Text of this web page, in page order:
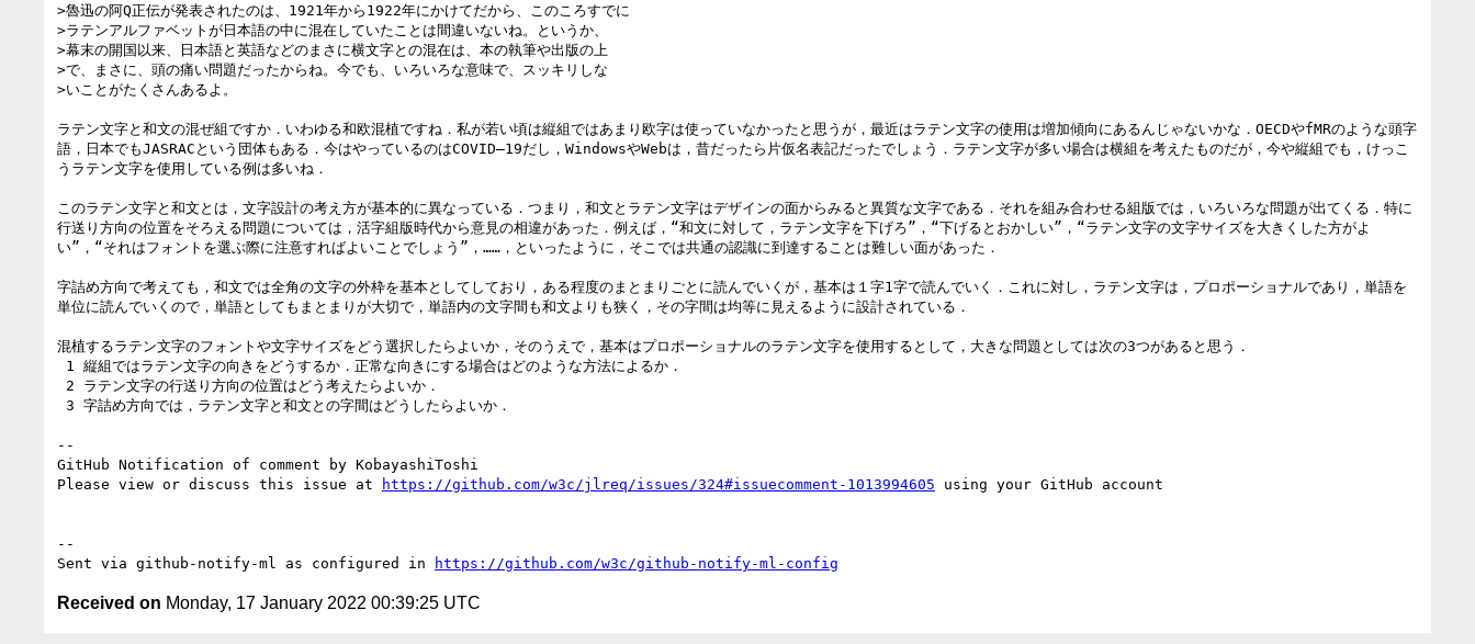
>魯迅の阿Q正伝が発表されたのは、1921年から1922年にかけてだから、このころすでに
>ラテンアルファベットが日本語の中に混在していたことは間違いないね。というか、
>幕末の開国以来、日本語と英語などのまさに横文字との混在は、本の執筆や出版の上
>で、まさに、頭の痛い問題だったからね。今でも、いろいろな意味で、スッキリしな
>いことがたくさんあるよ。
ラテン文字と和文の混ぜ組ですか．いわゆる和欧混植ですね．私が若い頃は縦組ではあまり欧字は使っていなかったと思うが，最近はラテン文字の使用は増加傾向にあるんじゃないかな．OECDやfMRのような頭字
語，日本でもJASRACという団体もある．今はやっているのはCOVID–19だし，WindowsやWebは，昔だったら片仮名表記だったでしょう．ラテン文字が多い場合は横組を考えたものだが，今や縦組でも，けっこ
うラテン文字を使用している例は多いね．
このラテン文字と和文とは，文字設計の考え方が基本的に異なっている．つまり，和文とラテン文字はデザインの面からみると異質な文字である．それを組み合わせる組版では，いろいろな問題が出てくる．特に
行送り方向の位置をそろえる問題については，活字組版時代から意見の相違があった．例えば，“和文に対して，ラテン文字を下げろ”，“下げるとおかしい”，“ラテン文字の文字サイズを大きくした方がよ
い”，“それはフォントを選ぶ際に注意すればよいことでしょう”，……，といったように，そこでは共通の認識に到達することは難しい面があった．
字詰め方向で考えても，和文では全角の文字の外枠を基本としてしており，ある程度のまとまりごとに読んでいくが，基本は１字1字で読んでいく．これに対し，ラテン文字は，プロポーショナルであり，単語を
単位に読んでいくので，単語としてもまとまりが大切で，単語内の文字間も和文よりも狭く，その字間は均等に見えるように設計されている．
混植するラテン文字のフォントや文字サイズをどう選択したらよいか，そのうえで，基本はプロポーショナルのラテン文字を使用するとして，大きな問題としては次の3つがあると思う．
--
GitHub Notification of comment by KobayashiToshi
Please view or discuss this issue at
https://github.com/w3c/jlreq/issues/324#issuecomment-1013994605 using your GitHub account
--
Sent via github-notify-ml as configured in
https://github.com/w3c/github-notify-ml-config
Received on Monday, 17 January 2022 00:39:25 UTC